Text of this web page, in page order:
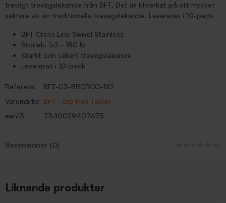
trevligt trevägslekande från BFT. Det är tillverkat på ett mycket
säkrare vis än traditionella trevägslekande. Levereras i 10-pack.
BFT Cross Line Swivel Stainless
Storlek: 1x2 - 180 lb
Starkt och säkert trevägslekande
Levereras i 10-pack
Referens
BFT-03-BRCRCO-1X2
Varumärke BFT - Big Fish Tackle
ean13
7340029407675
Recensioner (0)
Liknande produkter